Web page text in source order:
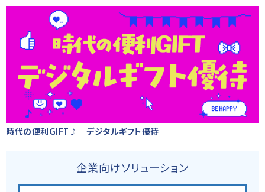
時代の便利GIFT♪ デジタルギフト優待
企業向けソリューション